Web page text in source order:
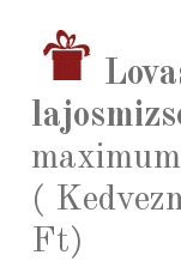
(
Ft)